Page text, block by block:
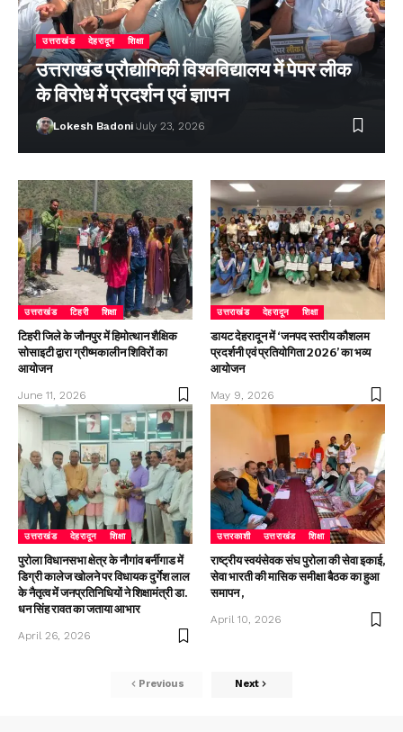
उत्तराखंड देहरादून शिक्षा
उत्तराखंड प्रौद्योगिकी विश्वविद्यालय में पेपर लीक
के विरोध में प्रदर्शन एवं ज्ञापन
Lokesh Badoni July 23, 2026
उत्तराखंड टिहरी शिक्षा
टिहरी जिले के जौनपुर में हिमोत्थान शैक्षिक
सोसाइटी द्वारा ग्रीष्मकालीन शिविरों का
आयोजन
June 11, 2026
उत्तराखंड देहरादून शिक्षा
डायट देहरादून में ‘जनपद स्तरीय कौशलम
प्रदर्शनी एवं प्रतियोगिता 2026’ का भव्य
आयोजन
May 9, 2026
उत्तराखंड देहरादून शिक्षा
पुरोला विधानसभा क्षेत्र के नौगांव बर्नीगाड में
डिग्री कालेज खोलने पर विधायक दुर्गेश लाल
के नैतृत्व में जनप्रतिनिधियों ने शिक्षामंत्री डा.
धन सिंह रावत का जताया आभार
April 26, 2026
उत्तरकाशी उत्तराखंड शिक्षा
राष्ट्रीय स्वयंसेवक संघ पुरोला की सेवा इकाई,
सेवा भारती की मासिक समीक्षा बैठक का हुआ
समापन ,
April 10, 2026
Previous Next